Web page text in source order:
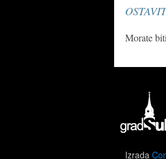
Morate biti
Izrada